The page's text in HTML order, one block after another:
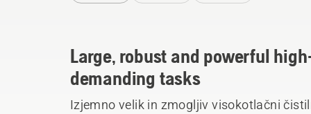
Large, robust and powerful
demanding tasks
Izjemno velik in zmogljiv visokotlačni